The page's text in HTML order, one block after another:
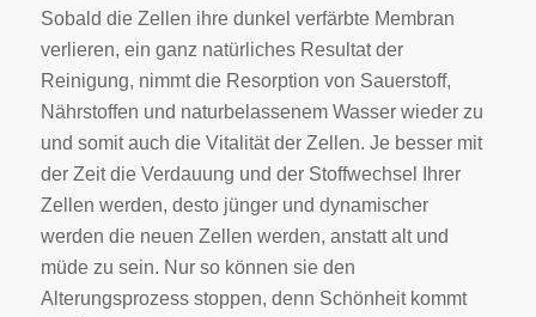
Sobald die Zellen ihre dunkel verfärbte Membran
verlieren, ein ganz natürliches Resultat der
Reinigung, nimmt die Resorption von Sauerstoff,
Nährstoffen und naturbelassenem Wasser wieder zu
und somit auch die Vitalität der Zellen. Je besser mit
der Zeit die Verdauung und der Stoffwechsel Ihrer
Zellen werden, desto jünger und dynamischer
werden die neuen Zellen werden, anstatt alt und
müde zu sein. Nur so können sie den
Alterungsprozess stoppen, denn Schönheit kommt